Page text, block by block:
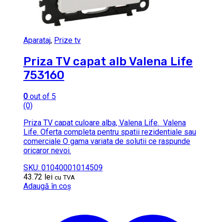
Aparataj, Prize tv
Priza TV capat alb Valena Life
753160
0 out of 5
(0)
Priza TV capat culoare alba, Valena Life. Valena
Life. Oferta completa pentru spatii rezidentiale sau
comerciale O gama variata de solutii ce raspunde
oricaror nevoi.
SKU: 01040001014509
43.72 lei cu TVA
Adaugă în coș